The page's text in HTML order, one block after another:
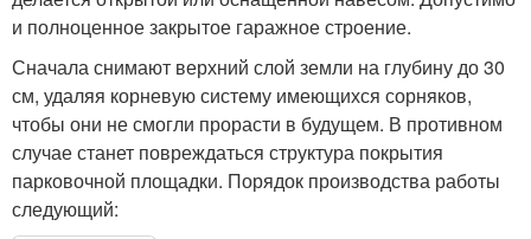
и полноценное закрытое гаражное строение.
Сначала снимают верхний слой земли на глубину до 30
см, удаляя корневую систему имеющихся сорняков,
чтобы они не смогли прорасти в будущем. В противном
случае станет повреждаться структура покрытия
парковочной площадки. Порядок производства работы
следующий: